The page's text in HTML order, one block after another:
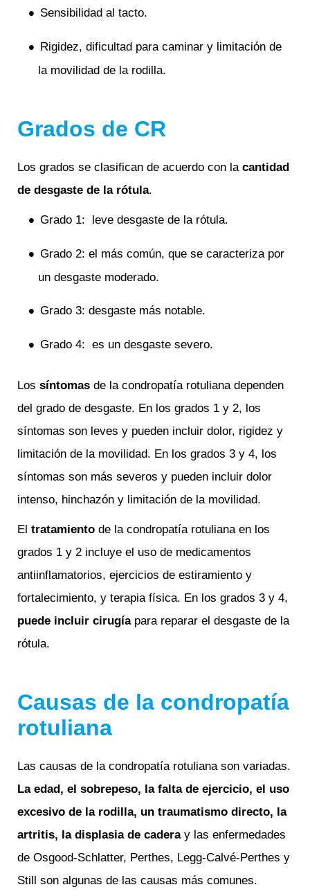
Sensibilidad al tacto.
Rigidez, dificultad para caminar y limitación de
la movilidad de la rodilla.
Grados de CR
Los grados se clasifican de acuerdo con la cantidad
de desgaste de la rótula.
Grado 1: leve desgaste de la rótula.
Grado 2: el más común, que se caracteriza por
un desgaste moderado.
Grado 3: desgaste más notable.
Grado 4: es un desgaste severo.
Los síntomas de la condropatía rotuliana dependen
del grado de desgaste. En los grados 1 y 2, los
síntomas son leves y pueden incluir dolor, rigidez y
limitación de la movilidad. En los grados 3 y 4, los
síntomas son más severos y pueden incluir dolor
intenso, hinchazón y limitación de la movilidad.
El tratamiento de la condropatía rotuliana en los
grados 1 y 2 incluye el uso de medicamentos
antiinflamatorios, ejercicios de estiramiento y
fortalecimiento, y terapia física. En los grados 3 y 4,
puede incluir cirugíapara reparar el desgaste de la
rótula.
Causas de la condropatía
rotuliana
Las causas de la condropatía rotuliana son variadas.
La edad, el sobrepeso, la falta de ejercicio, el uso
excesivo de la rodilla, un traumatismo directo, la
artritis, la displasia de cadera y las enfermedades
de Osgood-Schlatter, Perthes, Legg-Calvé-Perthes y
Still son algunas de las causas más comunes.